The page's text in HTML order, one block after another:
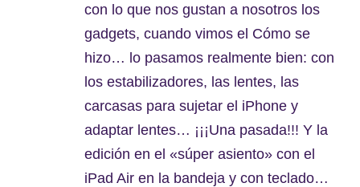
con lo que nos gustan a nosotros los
gadgets, cuando vimos el Cómo se
hizo… lo pasamos realmente bien: con
los estabilizadores, las lentes, las
carcasas para sujetar el iPhone y
adaptar lentes… ¡¡¡Una pasada!!! Y la
edición en el «súper asiento» con el
iPad Air en la bandeja y con teclado…